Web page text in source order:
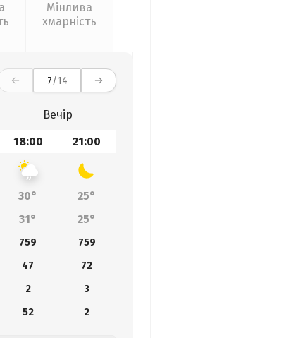
Мінлива
хмарність
7/14
Вечір
18:00 21:00
30°
25°
31° 25°
759
759
47
72
2
3
52 2